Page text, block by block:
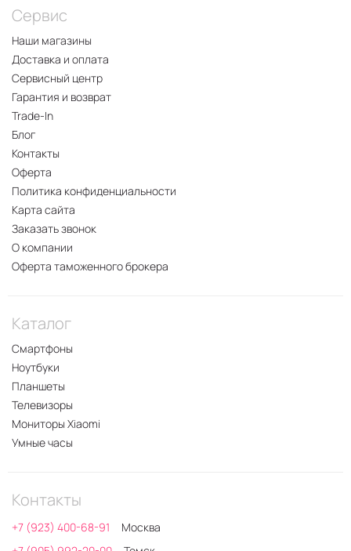
Сервис
Наши магазины
Доставка и оплата
Сервисный центр
Гарантия и возврат
Trade-In
Блог
Контакты
Оферта
Политика конфиденциальности
Карта сайта
Заказать звонок
О компании
Оферта таможенного брокера
Каталог
Смартфоны
Ноутбуки
Планшеты
Телевизоры
Мониторы Xiaomi
Умные часы
Контакты
+7 (923) 400-68-91
Москва